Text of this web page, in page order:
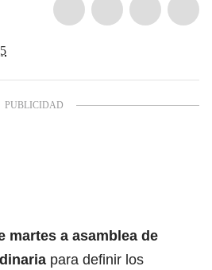
martes a asamblea de
para definir los